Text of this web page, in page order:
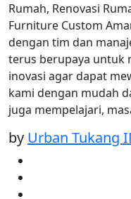
Rumah, Renovasi
Furniture Custom
dengan tim dan
terus berupaya untuk
inovasi agar dapat
kami dengan mudah
juga mempelajari,
by Urban Tukang